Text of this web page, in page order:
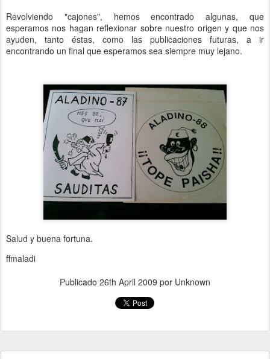
Revolviendo "cajones", hemos encontrado algunas, que
esperamos nos hagan reflexionar sobre nuestro origen y que nos
ayuden, tanto éstas, como las publicaciones futuras, a ir
encontrando un final que esperamos sea siempre muy lejano.
Salud y buena fortuna.
ffmaladi
Publicado 26th April 2009 por Unknown